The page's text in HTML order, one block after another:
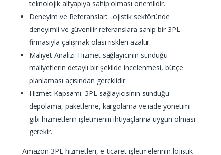
teknolojik altyapıya sahip olması önemlidir.
Deneyim ve Referanslar: Lojistik sektöründe
deneyimli ve güvenilir referanslara sahip bir 3PL
firmasıyla çalışmak olası riskleri azaltır.
Maliyet Analizi: Hizmet sağlayıcının sunduğu
maliyetlerin detaylı bir şekilde incelenmesi, bütçe
planlaması açısından gereklidir.
Hizmet Kapsamı: 3PL sağlayıcısının sunduğu
depolama, paketleme, kargolama ve iade yönetimi
gibi hizmetlerin işletmenin ihtiyaçlarına uygun olması
gerekir.
Amazon 3PL hizmetleri, e-ticaret işletmelerinin lojistik